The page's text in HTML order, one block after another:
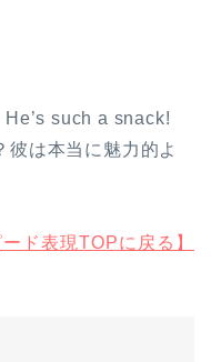
such a snack!
彼は本当に魅力的よ
ド表現TOPに戻る】